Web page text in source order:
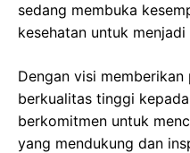
sedang membuka
kesehatan untuk
Dengan visi memberikan
berkualitas tinggi
berkomitmen untuk
yang mendukung dan